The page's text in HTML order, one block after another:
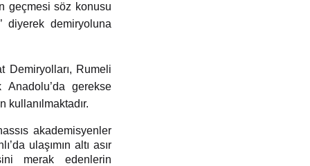
geçmesi söz konusu
diyerek demiryoluna
Demiryolları, Rumeli
gerekse
kullanılmaktadır.
akademisyenler
ulaşımın altı asır
merak edenlerin